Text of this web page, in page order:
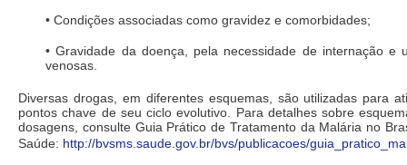
• Condições associadas como gravidez e comorbidades;
• Gravidade da doença, pela necessidade de internação e
venosas.
Diversas drogas, em diferentes esquemas, são utilizadas para
pontos chave de seu ciclo evolutivo. Para detalhes sobre
dosagens, consulte Guia Prático de Tratamento da Malária no
Saúde: http://bvsms.saude.gov.br/bvs/publicacoes/